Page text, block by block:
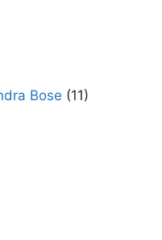
Bose (11)